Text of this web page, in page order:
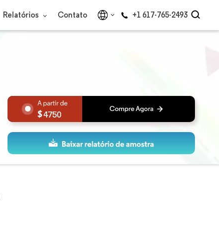
Relatórios Contato +1 617-765-2493
4750